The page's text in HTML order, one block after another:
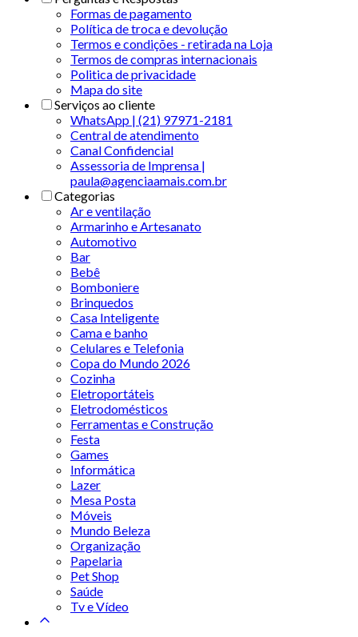
Formas de pagamento
Política de troca e devolução
Termos e condições - retirada na Loja
Termos de compras internacionais
Politica de privacidade
Mapa do site
Serviços ao cliente
WhatsApp | (21) 97971-2181
Central de atendimento
Canal Confidencial
Assessoria de Imprensa |
paula@agenciaamais.com.br
Categorias
Ar e ventilação
Armarinho e Artesanato
Automotivo
Bar
Bebê
Bomboniere
Brinquedos
Casa Inteligente
Cama e banho
Celulares e Telefonia
Copa do Mundo 2026
Cozinha
Eletroportáteis
Eletrodomésticos
Ferramentas e Construção
Festa
Games
Informática
Lazer
Mesa Posta
Móveis
Mundo Beleza
Organização
Papelaria
Pet Shop
Saúde
Tv e Vídeo